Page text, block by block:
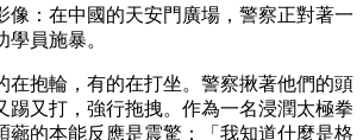
像：在中國的天安門廣場，警察正對著一
員施暴。
在抱輪，有的在打坐。警察揪著他們的頭
踢又打，強行拖拽。作為一名浸潤太極拳
薌的本能反應是震驚：「我知道什麼是格